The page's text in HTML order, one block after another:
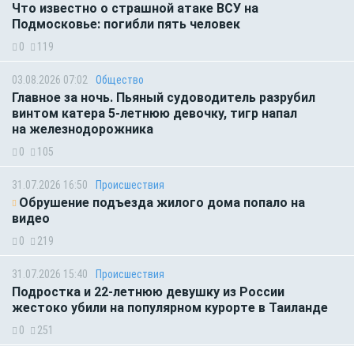
Что известно о страшной атаке ВСУ на
Подмосковье: погибли пять человек
0 119
03.08.2026 07:02 Общество
Главное за ночь. Пьяный судоводитель разрубил
винтом катера 5-летнюю девочку, тигр напал
на железнодорожника
0 105
31.07.2026 16:50 Происшествия
Обрушение подъезда жилого дома попало на
видео
0 219
31.07.2026 15:40 Происшествия
Подростка и 22-летнюю девушку из России
жестоко убили на популярном курорте в Таиланде
0 251